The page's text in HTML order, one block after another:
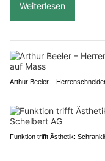
Weiterlesen
Arthur Beeler –
Funktion trifft Ästhetik: